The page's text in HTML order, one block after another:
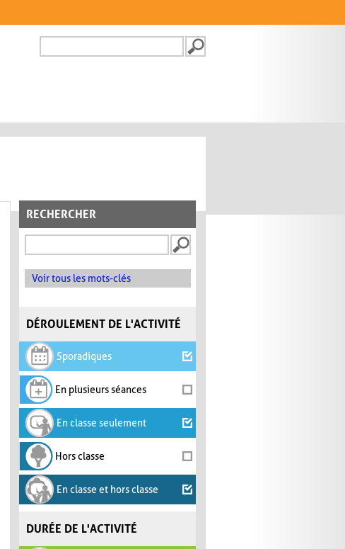
FORMULAIRE DE
RECHERCHER
Voir tous les mots-clés
DÉROULEMENT DE L'ACTIVITÉ
Sporadiques
En plusieurs séances
En classe seulement
Hors classe
En classe et hors classe
DURÉE DE L'ACTIVITÉ